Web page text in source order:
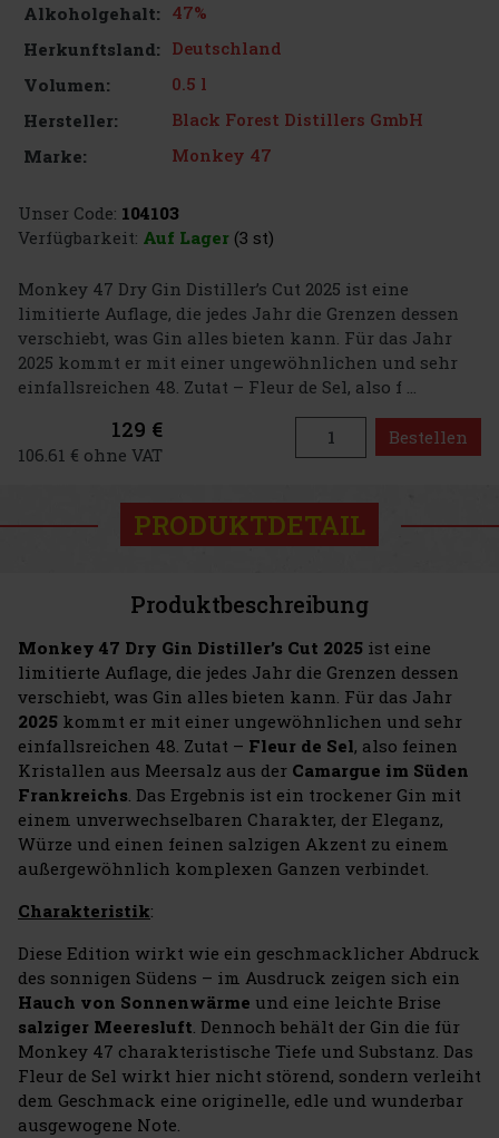
Alkoholgehalt: 47%
Herkunftsland: Deutschland
Volumen:
0.5 l
Hersteller:
Black Forest Distillers GmbH
Marke:
Monkey 47
Unser Code: 104103
Verfügbarkeit: Auf Lager (3 st)
Monkey 47 Dry Gin Distiller’s Cut 2025 ist eine
limitierte Auflage, die jedes Jahr die Grenzen dessen
verschiebt, was Gin alles bieten kann. Für das Jahr
2025 kommt er mit einer ungewöhnlichen und sehr
einfallsreichen 48. Zutat – Fleur de Sel, also f ...
129 €
106.61 € ohne VAT
Bestellen
PRODUKTDETAIL
Produktbeschreibung
Monkey 47 Dry Gin Distiller’s Cut 2025 ist eine
limitierte Auflage, die jedes Jahr die Grenzen dessen
verschiebt, was Gin alles bieten kann. Für das Jahr
2025 kommt er mit einer ungewöhnlichen und sehr
einfallsreichen 48. Zutat – Fleur de Sel, also feinen
Kristallen aus Meersalz aus der Camargue im Süden
Frankreichs. Das Ergebnis ist ein trockener Gin mit
einem unverwechselbaren Charakter, der Eleganz,
Würze und einen feinen salzigen Akzent zu einem
außergewöhnlich komplexen Ganzen verbindet.
Charakteristik:
Diese Edition wirkt wie ein geschmacklicher Abdruck
des sonnigen Südens – im Ausdruck zeigen sich ein
Hauch von Sonnenwärme und eine leichte Brise
salziger Meeresluft. Dennoch behält der Gin die für
Monkey 47 charakteristische Tiefe und Substanz. Das
Fleur de Sel wirkt hier nicht störend, sondern verleiht
dem Geschmack eine originelle, edle und wunderbar
ausgewogene Note.